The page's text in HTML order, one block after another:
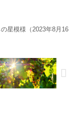
星模様（2023年8月16